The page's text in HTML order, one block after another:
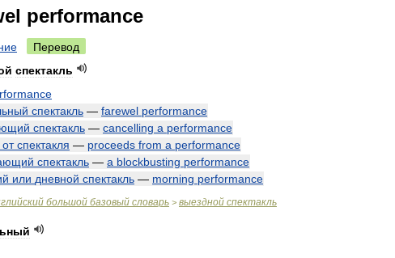
performance
Перевод
спектакль
спектакль — farewel performance
спектакль — cancelling a performance
от спектакля — proceeds from a performance
спектакль — a blockbusting performance
или дневной спектакль — morning performance
большой базовый словарь > выездной спектакль